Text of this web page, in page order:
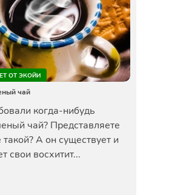
ОТ ЭКОЙИ
чай
когда-нибудь
чай? Представляете
такой? А он существует и
свои восхитит...